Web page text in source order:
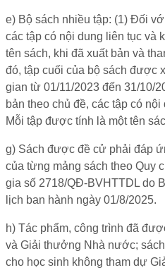
e) Bộ sách nhiều tập: (1) Đối
các tập có nội dung liên tục và
tên sách, khi đã xuất bản và
đó, tập cuối của bộ sách được
gian từ 01/11/2023 đến 31/10/
bản theo chủ đề, các tập có
Mỗi tập được tính là một tên
g) Sách được đề cử phải đáp
của từng mảng sách theo Quy
gia số 2718/QĐ-BVHTTDL do
lịch ban hành ngày 01/8/2025.
h) Tác phẩm, công trình đã
và Giải thưởng Nhà nước;
cho học sinh không tham dự